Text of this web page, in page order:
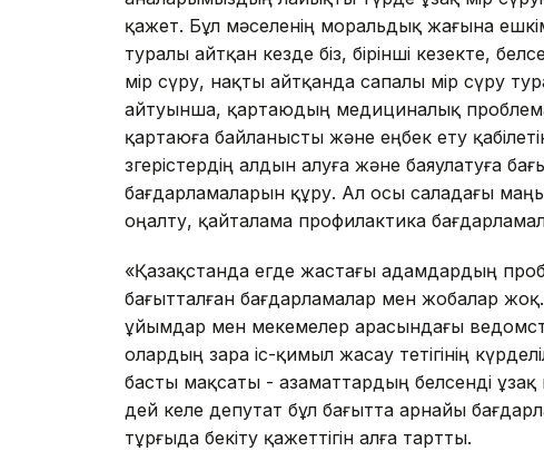
қажет. Бұл мәселенің моральдық жағына
туралы айтқан кезде біз, бірінші кезекте,
өмір сүру, нақты айтқанда сапалы өмір сүру
айтуынша, қартаюдың медициналық
қартаюға байланысты және еңбек ету
өзгерістердің алдын алуға және баяулатуға
бағдарламаларын құру. Ал осы саладағы
оңалту, қайталама профилактика
«Қазақстанда егде жастағы адамдардың
бағытталған бағдарламалар мен жобалар
ұйымдар мен мекемелер арасындағы
олардың өзара іс-қимыл жасау тетігінің
басты мақсаты - азаматтардың белсенді ұзақ
дей келе депутат бұл бағытта арнайы
тұрғыда бекіту қажеттігін алға тартты.